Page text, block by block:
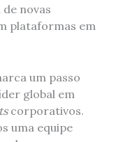
novas
plataformas em
um passo
global em
corporativos.
uma equipe